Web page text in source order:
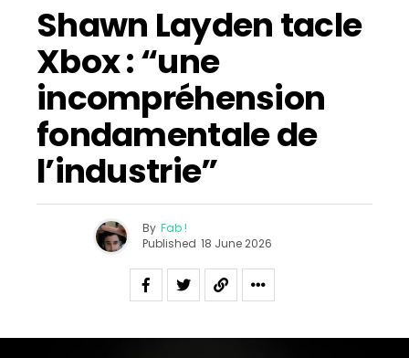
Shawn Layden tacle
Xbox : “une
incompréhension
fondamentale de
l’industrie”
By Fab !
Published 18 June 2026